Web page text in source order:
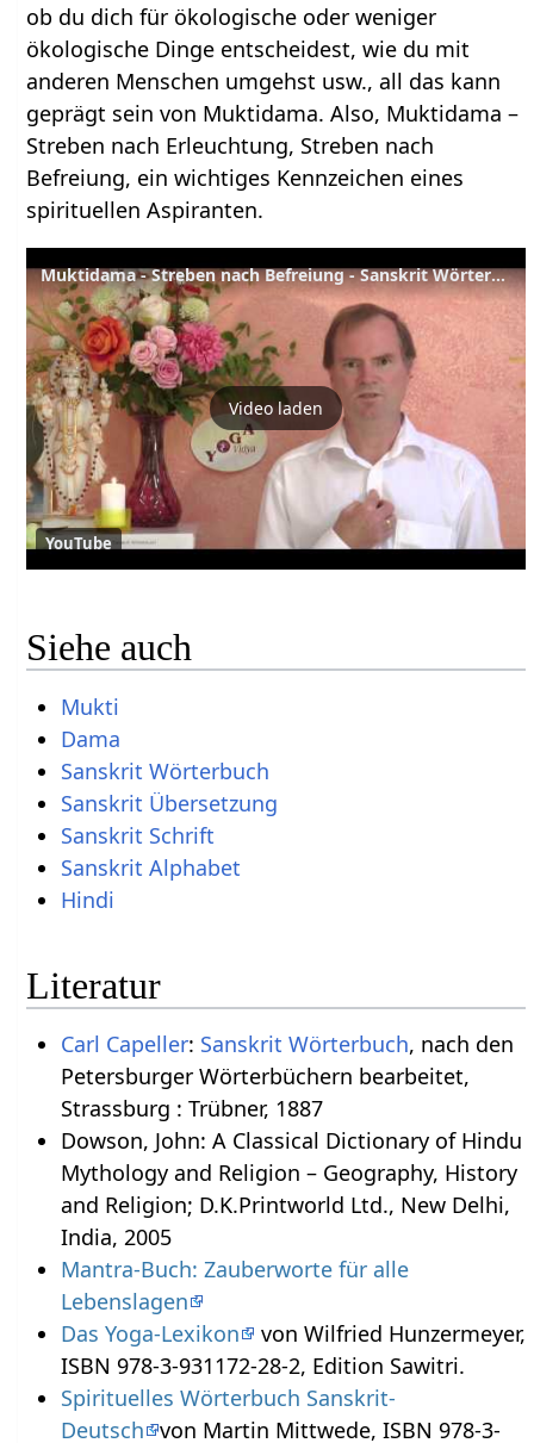
ob du dich für ökologische oder weniger
ökologische Dinge entscheidest, wie du mit
anderen Menschen umgehst usw., all das kann
geprägt sein von Muktidama. Also, Muktidama –
Streben nach Erleuchtung, Streben nach
Befreiung, ein wichtiges Kennzeichen eines
spirituellen Aspiranten.
Muktidama - Streben nach Befreiung - Sanskrit Wörterbuch
Video laden
YouTube
Siehe auch
Mukti
Dama
Sanskrit Wörterbuch
Sanskrit Übersetzung
Sanskrit Schrift
Sanskrit Alphabet
Hindi
Literatur
Carl Capeller: Sanskrit Wörterbuch, nach den
Petersburger Wörterbüchern bearbeitet,
Strassburg : Trübner, 1887
Dowson, John: A Classical Dictionary of Hindu
Mythology and Religion – Geography, History
and Religion; D.K.Printworld Ltd., New Delhi,
India, 2005
Mantra-Buch: Zauberworte für alle
Lebenslagen
Das Yoga-Lexikon
von Wilfried Hunzermeyer,
ISBN 978-3-931172-28-2, Edition Sawitri.
Spirituelles Wörterbuch Sanskrit-
Deutsch von Martin Mittwede, ISBN 978-3-